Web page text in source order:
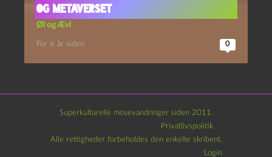
og Metaverset
Øl og Ævl
For 6 år siden 0
Superkulturelle mosevandringer siden 2011.
Privatlivspolitik
Alle rettigheder forbeholdes den enkelte skribent.
Login